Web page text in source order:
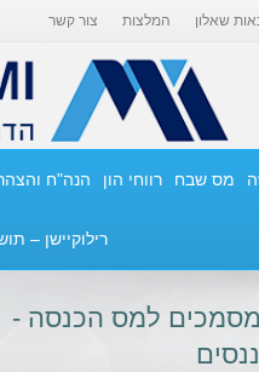
שאלון המלצות צור קשר
מס שבח רווחי הון הנה"ח
רילוקיישן –
למס הכנסה -